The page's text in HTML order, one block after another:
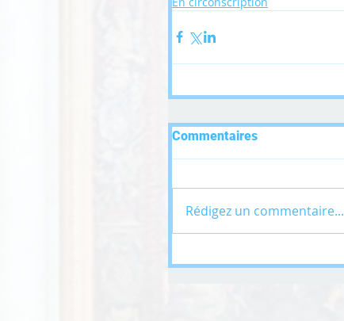
Commentaires
Rédigez un commentaire...